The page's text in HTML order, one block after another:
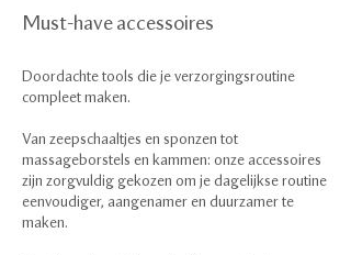
Must-have accessoires
Doordachte tools die je verzorgingsroutine
compleet maken.
Van zeepschaaltjes en sponzen tot
massageborstels en kammen: onze accessoires
zijn zorgvuldig gekozen om je dagelijkse routine
eenvoudiger, aangenamer en duurzamer te
maken.